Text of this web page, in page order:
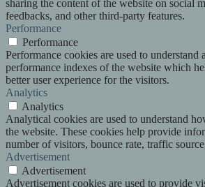
sharing the content of the website on social
feedbacks, and other third-party features.
Performance
Performance
Performance cookies are used to understand
performance indexes of the website which
better user experience for the visitors.
Analytics
Analytics
Analytical cookies are used to understand
the website. These cookies help provide
number of visitors, bounce rate, traffic
Advertisement
Advertisement
Advertisement cookies are used to provide